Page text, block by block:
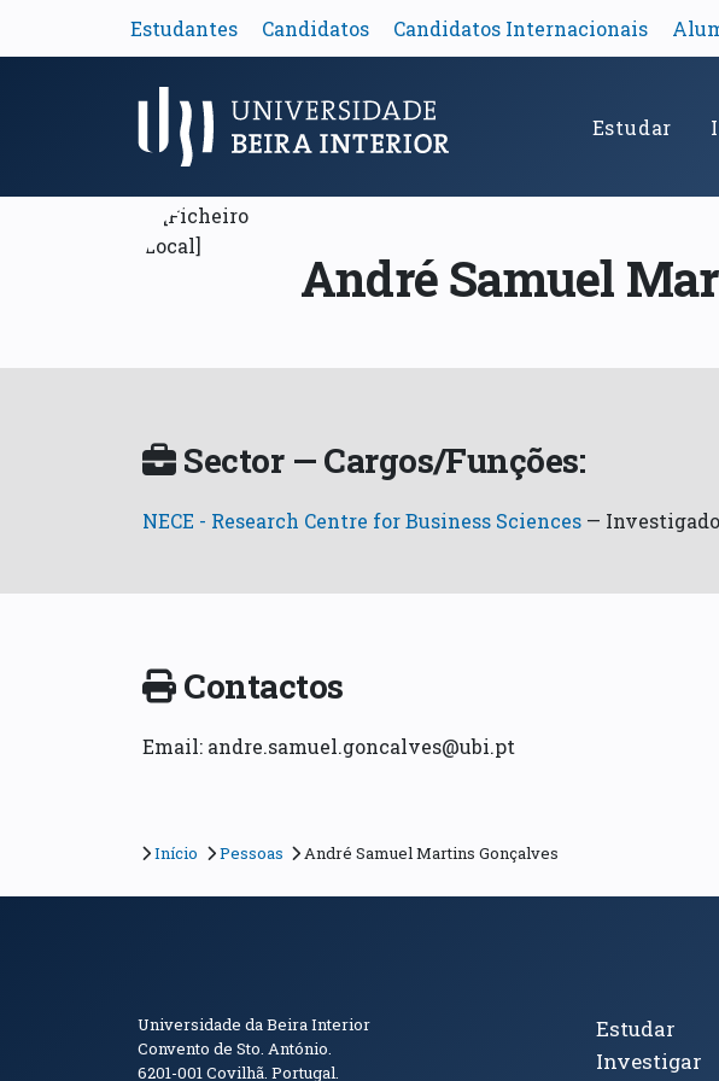
Estudantes Candidatos Candidatos Internacionais
Menu Principal Estudar
André Samuel
Sector — Cargos/Funções:
NECE - Research Centre for Business Sciences —
Contactos
Email: andre.samuel.goncalves@ubi.pt
Início Pessoas André Samuel Martins Gonçalves
Informações de Contacto
Universidade da Beira Interior
Convento de Sto. António.
6201-001Covilhã. Portugal.
Estudar
Investigar